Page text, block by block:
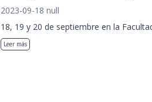
2023-09-18 null
18, 19 y 20 de septiembre en la
Leer más